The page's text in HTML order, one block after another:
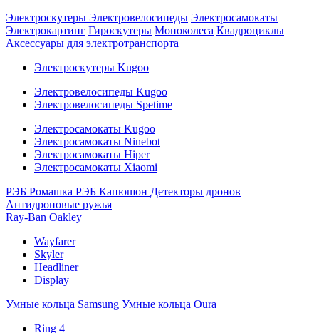
Электроскутеры Электровелосипеды Электросамокаты
Электрокартинг Гироскутеры Моноколеса Квадроциклы
Аксессуары для электротранспорта
Электроскутеры Kugoo
Электровелосипеды Kugoo
Электровелосипеды Spetime
Электросамокаты Kugoo
Электросамокаты Ninebot
Электросамокаты Hiper
Электросамокаты Xiaomi
РЭБ Ромашка РЭБ Капюшон Детекторы дронов
Антидроновые ружья
Ray-Ban Oakley
Wayfarer
Skyler
Headliner
Display
Умные кольца Samsung Умные кольца Oura
Ring 4